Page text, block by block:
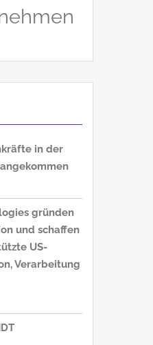
in der
gründen
und schaffen
US-
Verarbeitung